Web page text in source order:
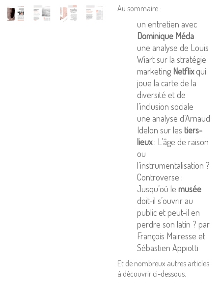
Au sommaire :
un entretien avec
Dominique Méda
une analyse de Louis
Wiart sur la stratégie
marketing Netflixqui
joue la carte de la
diversité et de
l’inclusion sociale
une analyse d’Arnaud
Idelon sur les tiers-
lieux: L’âge de raison
ou
l’instrumentalisation ?
Controverse :
Jusqu’où le musée
doit-il s’ouvrir au
public et peut-il en
perdre son latin ? par
François Mairesse et
Sébastien Appiotti
Et de nombreux autres articles
à découvrir ci-dessous.